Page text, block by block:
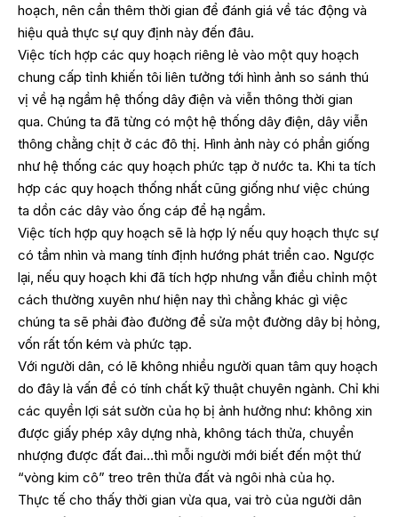
hoạch, nên cần thêm thời gian để đánh giá về tác động và
hiệu quả thực sự quy định này đến đâu.
Việc tích hợp các quy hoạch riêng lẻ vào một quy hoạch
chung cấp tỉnh khiến tôi liên tưởng tới hình ảnh so sánh thú
vị về hạ ngầm hệ thống dây điện và viễn thông thời gian
qua. Chúng ta đã từng có một hệ thống dây điện, dây viễn
thông chằng chịt ở các đô thị. Hình ảnh này có phần giống
như hệ thống các quy hoạch phức tạp ở nước ta. Khi ta tích
hợp các quy hoạch thống nhất cũng giống như việc chúng
ta dồn các dây vào ống cáp để hạ ngầm.
Việc tích hợp quy hoạch sẽ là hợp lý nếu quy hoạch thực sự
có tầm nhìn và mang tính định hướng phát triển cao. Ngược
lại, nếu quy hoạch khi đã tích hợp nhưng vẫn điều chỉnh một
cách thường xuyên như hiện nay thì chẳng khác gì việc
chúng ta sẽ phải đào đường để sửa một đường dây bị hỏng,
vốn rất tốn kém và phức tạp.
Với người dân, có lẽ không nhiều người quan tâm quy hoạch
do đây là vấn đề có tính chất kỹ thuật chuyên ngành. Chỉ khi
các quyền lợi sát sườn của họ bị ảnh hưởng như: không xin
được giấy phép xây dựng nhà, không tách thửa, chuyển
nhượng được đất đai…thì mỗi người mới biết đến một thứ
“vòng kim cô” treo trên thửa đất và ngôi nhà của họ.
Thực tế cho thấy thời gian vừa qua, vai trò của người dân